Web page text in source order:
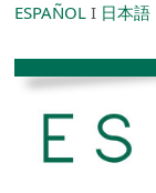
ESPAÑOL I 日本語